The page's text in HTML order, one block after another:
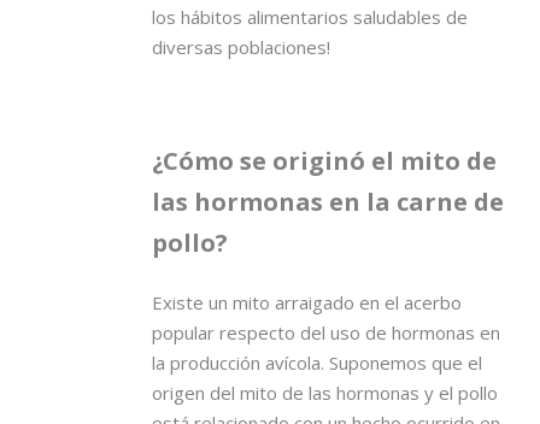
los hábitos alimentarios saludables de
diversas poblaciones!
¿Cómo se originó el mito de
las hormonas en la carne de
pollo?
Existe un mito arraigado en el acerbo
popular respecto del uso de hormonas en
la producción avícola. Suponemos que el
origen del mito de las hormonas y el pollo